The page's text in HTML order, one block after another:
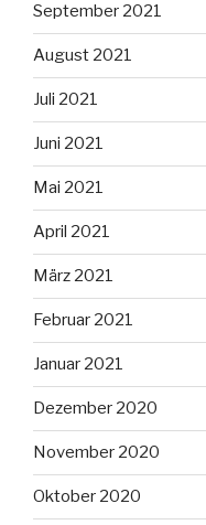
September 2021
August 2021
Juli 2021
Juni 2021
Mai 2021
April 2021
März 2021
Februar 2021
Januar 2021
Dezember 2020
November 2020
Oktober 2020